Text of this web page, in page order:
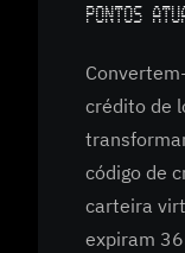
PONTOS
crédito de
código de
carteira
expiram